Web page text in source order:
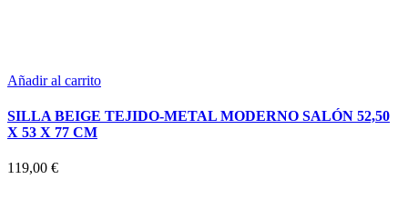
Añadir al carrito
SILLA BEIGE TEJIDO-METAL MODERNO SALÓN 52,50
X 53 X 77 CM
119,00 €